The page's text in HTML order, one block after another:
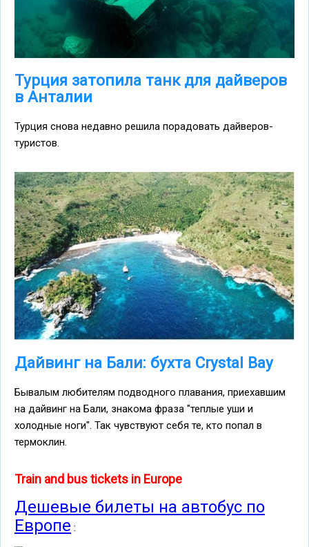
Турция затопила танк для дайверов
в Анталии
Турция снова недавно решила порадовать дайверов-
туристов.
Дайвинг на Бали: бухта Crystal Bay
Бывалым любителям подводного плавания, приехавшим
на дайвинг на Бали, знакома фраза "теплые уши и
холодные ноги". Так чувствуют себя те, кто попал в
термоклин.
Train and bus tickets in Europe
Дешевые билеты на автобус по
Европе :